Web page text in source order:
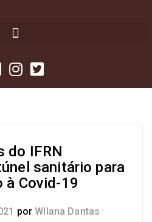
do IFRN
sanitário para
à Covid-19
por Wllana Dantas